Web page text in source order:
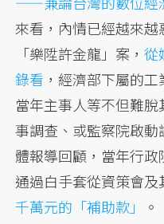
來看，內情已經越來
「樂陞許金龍」案，從
錄看 ，經濟部下屬的
當年主事人等不但難
事調查、或監察院啟
體報導回顧，當年行
通過白手套從資策會
千萬元的「補助款」
。